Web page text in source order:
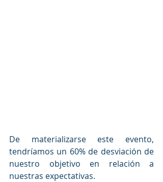
De materializarse este evento,
tendríamos un 60% de desviación de
nuestro objetivo en relación a
nuestras expectativas.